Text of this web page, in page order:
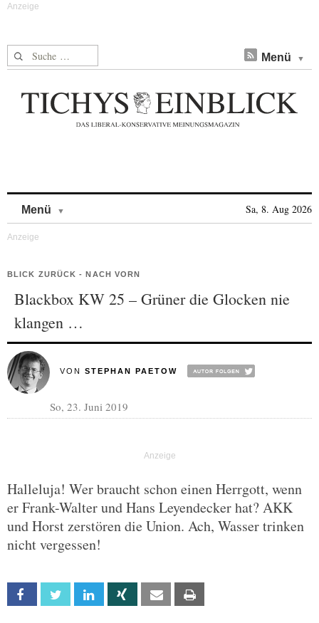
Suche nach: Menü
Menü Sa, 8. Aug 2026
BLICK ZURÜCK - NACH VORN
Blackbox KW 25 – Grüner die Glocken nie
klangen …
VON STEPHAN PAETOW
So, 23. Juni 2019
Halleluja! Wer braucht schon einen Herrgott, wenn
er Frank-Walter und Hans Leyendecker hat? AKK
und Horst zerstören die Union. Ach, Wasser trinken
nicht vergessen!
Facebook Twitter Linkedin Xing Email